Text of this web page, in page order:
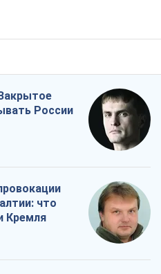
России
что
Кремля